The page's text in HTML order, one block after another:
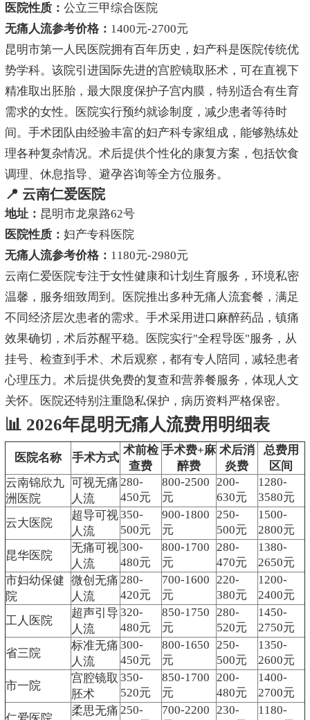
医院性质： 公立三甲综合医院
无痛人流参考价格： 1400元-2700元
昆明市第一人民医院拥有百年历史，妇产科是医院传统优
势学科。该院引进国际先进的宫腔镜取胚术，可在直视下
精准取出胚胎，最大限度保护子宫内膜，特别适合有生育
需求的女性。医院实行预约就诊制度，减少患者等待时
间。手术团队由经验丰富的妇产科专家组成，能够熟练处
理各种复杂情况。术后提供个性化的康复方案，包括饮食
调理、休息指导、避孕咨询等全方位服务。
📍 云南仁爱医院
地址： 昆明市龙泉路62号
医院性质： 妇产专科医院
无痛人流参考价格： 1180元-2980元
云南仁爱医院专注于女性健康和计划生育服务，环境私密
温馨，服务细致周到。医院推出多种无痛人流套餐，满足
不同经济层次患者的需求。手术采用进口麻醉药品，镇痛
效果确切，术后苏醒平稳。医院实行"全程导医"服务，从
挂号、检查到手术、术后观察，都有专人陪同，减轻患者
心理压力。术后提供免费的复查和营养餐服务，体现人文
关怀。医院还特别注重隐私保护，病历资料严格保密。
📊 2026年昆明无痛人流费用明细表
医院名称 手术方式
术前检
查费
手术费+麻
醉费
术后消
炎费
总费用
区间
云南锦欣九
洲医院
可视无痛
人流
280-
450元
800-2500
元
200-
630元
1280-
3580元
云大医院
超导可视
人流
350-
500元
900-1800
元
250-
500元
1500-
2800元
昆华医院
无痛可视
人流
300-
480元
800-1700
元
280-
470元
1380-
2650元
市妇幼保健
院
微创无痛
人流
280-
420元
700-1600
元
220-
380元
1200-
2400元
工人医院
超声引导
人流
320-
480元
850-1750
元
280-
520元
1450-
2750元
省三院
标准无痛
人流
300-
450元
800-1650
元
250-
500元
1350-
2600元
市一院
宫腔镜取
胚术
350-
520元
850-1700
元
200-
480元
1400-
2700元
柔思无痛 250-
700-2200
230-
1180-